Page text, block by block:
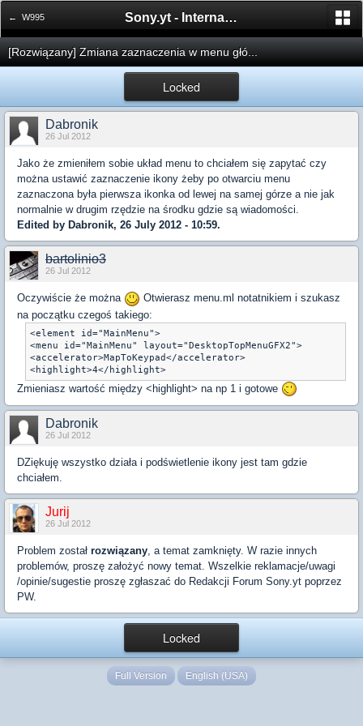
← W995 Sony.yt - International Sony Forum
[Rozwiązany] Zmiana zaznaczenia w menu głó...
Locked
Dabronik
26 Jul 2012
Jako że zmieniłem sobie układ menu to chciałem się zapytać czy
można ustawić zaznaczenie ikony żeby po otwarciu menu
zaznaczona była pierwsza ikonka od lewej na samej górze a nie jak
normalnie w drugim rzędzie na środku gdzie są wiadomości.
Edited by Dabronik, 26 July 2012 - 10:59.
bartolinio3
26 Jul 2012
Oczywiście że można
Otwierasz menu.ml notatnikiem i szukasz
na początku czegoś takiego:
<element id="MainMenu">
<menu id="MainMenu" layout="DesktopTopMenuGFX2">
<accelerator>MapToKeypad</accelerator>
<highlight>4</highlight>
Zmieniasz wartość między <highlight> na np 1 i gotowe
Dabronik
26 Jul 2012
DZiękuję wszystko działa i podświetlenie ikony jest tam gdzie
chciałem.
Jurij
26 Jul 2012
Problem został rozwiązany, a temat zamknięty. W razie innych
problemów, proszę założyć nowy temat. Wszelkie reklamacje/uwagi
/opinie/sugestie proszę zgłaszać do Redakcji Forum Sony.yt poprzez
PW.
Locked
Full Version English (USA)